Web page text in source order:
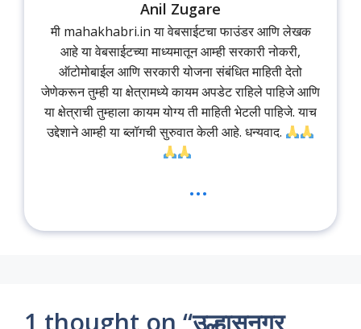
Anil Zugare
मी mahakhabri.in या वेबसाईटचा फाउंडर आणि लेखक
आहे या वेबसाईटच्या माध्यमातून आम्ही सरकारी नोकरी,
ऑटोमोबाईल आणि सरकारी योजना संबंधित माहिती देतो
जेणेकरून तुम्ही या क्षेत्रामध्ये कायम अपडेट राहिले पाहिजे आणि
या क्षेत्राची तुम्हाला कायम योग्य ती माहिती भेटली पाहिजे. याच
उद्देशाने आम्ही या ब्लॉगची सुरुवात केली आहे. धन्यवाद.
...
1 thought on “उल्हासनगर